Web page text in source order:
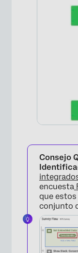
Consejo
encuesta
que estos
conjunto